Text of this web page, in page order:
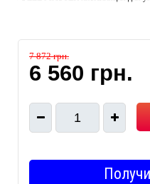
7 872 грн.
6 560 грн.
1